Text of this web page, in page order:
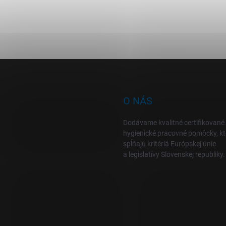
O NÁS
Dodávame kvalitné certifikované
hygienické pracovné pomôcky,
spĺňajú kritériá Európskej únie
a legislatívy Slovenskej republiky.